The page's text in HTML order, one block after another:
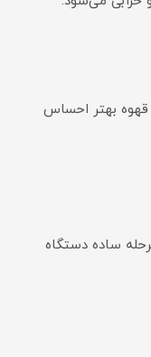
قهوه بهتر احساس
ساده دستگاه